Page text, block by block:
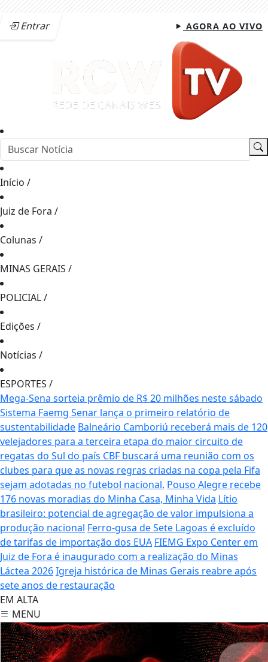
Entrar AGORA AO VIVO
Início /
Juiz de Fora /
Colunas /
MINAS GERAIS /
POLICIAL/
Edições /
Notícias /
ESPORTES /
Mega-Sena sorteia prêmio de R$ 20 milhões neste sábado
Sistema Faemg Senar lança o primeiro relatório de
sustentabilidade Balneário Camboriú receberá mais de 120
velejadores para a terceira etapa do maior circuito de
regatas do Sul do país CBF buscará uma reunião com os
clubes para que as novas regras criadas na copa pela Fifa
sejam adotadas no futebol nacional. Pouso Alegre recebe
176 novas moradias do Minha Casa, Minha Vida Lítio
brasileiro: potencial de agregação de valor impulsiona a
produção nacional Ferro-gusa de Sete Lagoas é excluído
de tarifas de importação dos EUA FIEMG Expo Center em
Juiz de Fora é inaugurado com a realização do Minas
Láctea 2026Igreja histórica de Minas Gerais reabre após
sete anos de restauração
EM ALTA
MENU